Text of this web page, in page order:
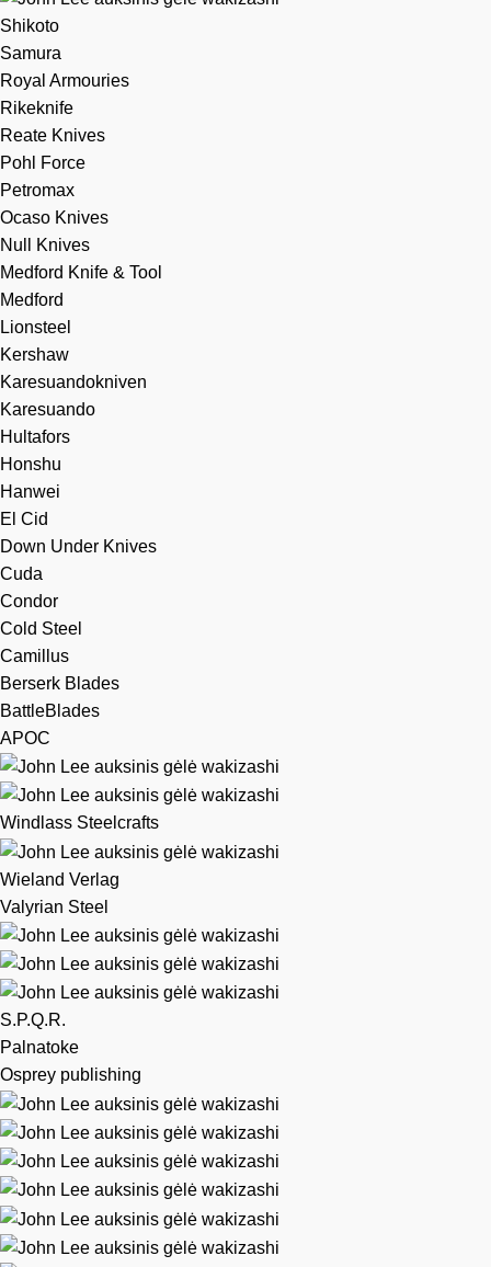
Shikoto
Samura
Royal Armouries
Rikeknife
Reate Knives
Pohl Force
Petromax
Ocaso Knives
Null Knives
Medford Knife & Tool
Medford
Lionsteel
Kershaw
Karesuandokniven
Karesuando
Hultafors
Honshu
Hanwei
El Cid
Down Under Knives
Cuda
Condor
Cold Steel
Camillus
Berserk Blades
BattleBlades
APOC
Windlass Steelcrafts
Wieland Verlag
Valyrian Steel
S.P.Q.R.
Palnatoke
Osprey publishing